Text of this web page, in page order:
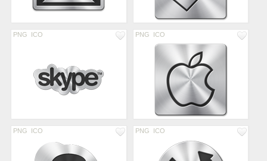
PNG ICO PNG ICO
PNG ICO PNG ICO